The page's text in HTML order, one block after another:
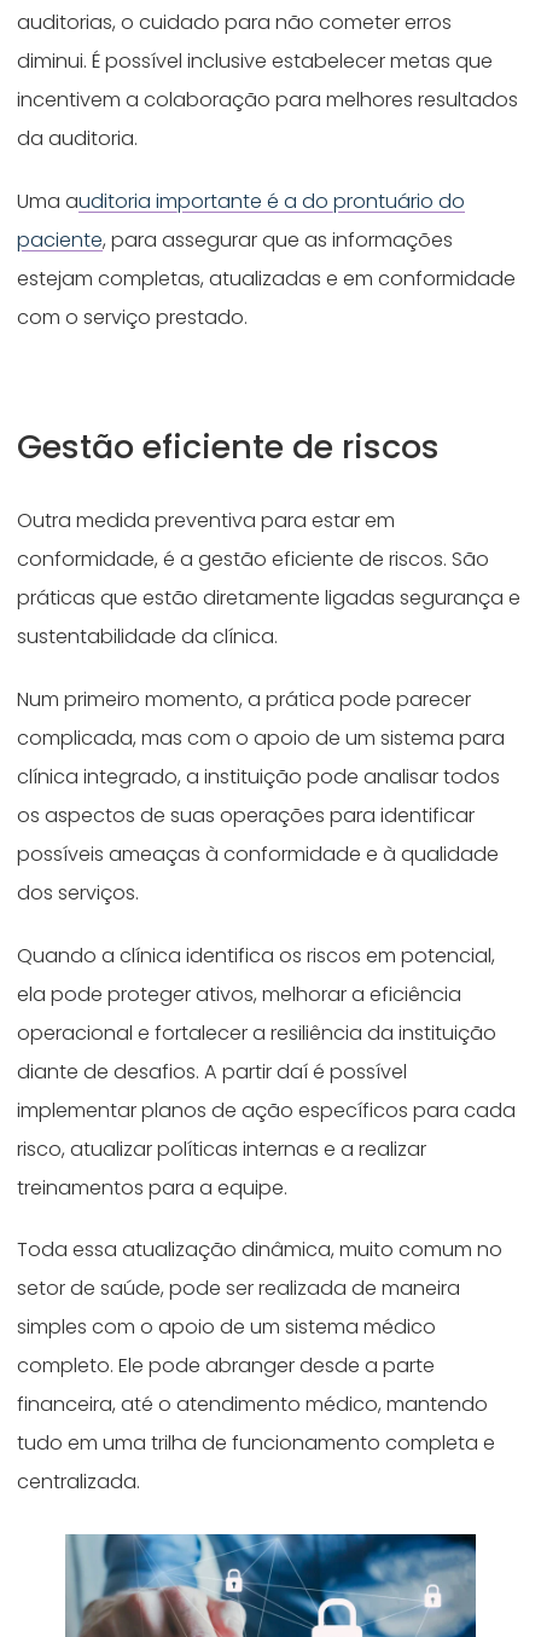
auditorias, o cuidado para não cometer erros
diminui. É possível inclusive estabelecer metas que
incentivem a colaboração para melhores resultados
da auditoria.
Uma auditoria importante é a do prontuário do
paciente, para assegurar que as informações
estejam completas, atualizadas e em conformidade
com o serviço prestado.
Gestão eficiente de riscos
Outra medida preventiva para estar em
conformidade, é a gestão eficiente de riscos. São
práticas que estão diretamente ligadas segurança e
sustentabilidade da clínica.
Num primeiro momento, a prática pode parecer
complicada, mas com o apoio de um sistema para
clínica integrado, a instituição pode analisar todos
os aspectos de suas operações para identificar
possíveis ameaças à conformidade e à qualidade
dos serviços.
Quando a clínica identifica os riscos em potencial,
ela pode proteger ativos, melhorar a eficiência
operacional e fortalecer a resiliência da instituição
diante de desafios. A partir daí é possível
implementar planos de ação específicos para cada
risco, atualizar políticas internas e a realizar
treinamentos para a equipe.
Toda essa atualização dinâmica, muito comum no
setor de saúde, pode ser realizada de maneira
simples com o apoio de um sistema médico
completo. Ele pode abranger desde a parte
financeira, até o atendimento médico, mantendo
tudo em uma trilha de funcionamento completa e
centralizada.